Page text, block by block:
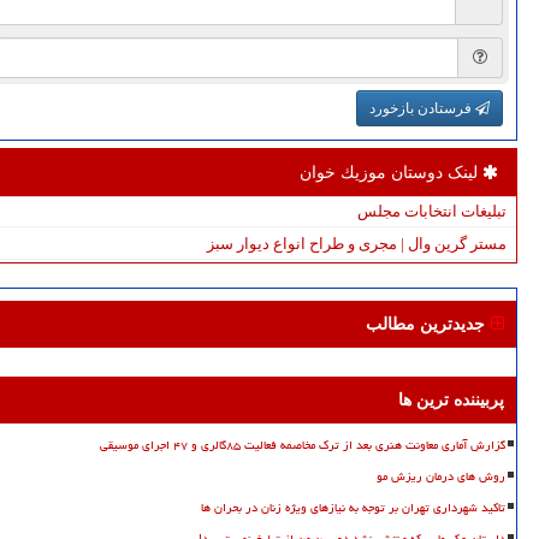
فرستادن بازخورد
لینک دوستان موزیك خوان
تبلیغات انتخابات مجلس
مستر گرین وال | مجری و طراح انواع دیوار سبز
جدیدترین مطالب
پربیننده ترین ها
گزارش آماری معاونت هنری بعد از ترک مخاصمه فعالیت ۸۵گالری و ۴۷ اجرای موسیقی
روش های درمان ریزش مو
تاکید شهرداری تهران بر توجه به نیازهای ویژه زنان در بحران ها